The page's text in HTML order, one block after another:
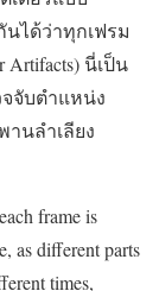
นได้ว่าทุกเฟรม
Artifacts) นี่เป็น
จับตำแหน่ง
านลำเลียง
frame is
as different parts
times,